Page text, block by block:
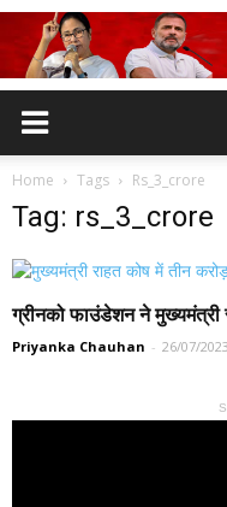
Home Tags Rs_3_crore
Tag: rs_3_crore
ग्रीनको फाउंडेशन ने मुख्यमंत्री
Priyanka Chauhan - 26/07/2023